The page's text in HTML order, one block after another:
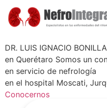
DR. LUIS IGNACIO
en Querétaro Somos un
en servicio de nefrología
en el hospital Moscati,
Conocernos